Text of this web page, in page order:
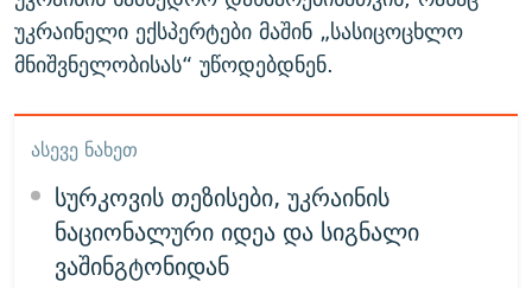
უკრაინელი ექსპერტები მაშინ „სასიცოცხლო
მნიშვნელობისას“ უწოდებდნენ.
ᲐᲡᲔᲕᲔ ᲜᲐᲮᲔᲗ
სურკოვის თეზისები, უკრაინის
ნაციონალური იდეა და სიგნალი
ვაშინგტონიდან